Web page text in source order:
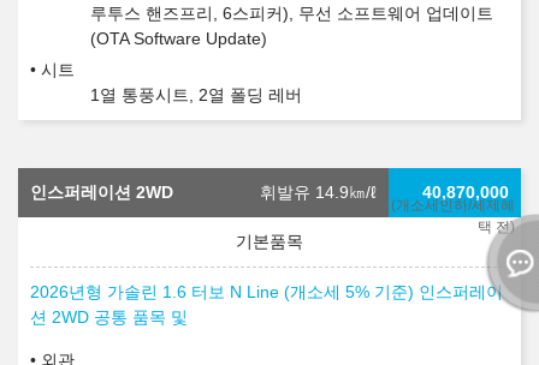
루투스 핸즈프리, 6스피커), 무선 소프트웨어 업데이트
(OTA Software Update)
시트
1열 통풍시트, 2열 폴딩 레버
인스퍼레이션 2WD 휘발유 14.9㎞/ℓ
(개소세인하/세제혜
택 전)
40,870,000
2026년형 가솔린 1.6 터보 N Line (개소세 5% 기준) 인스퍼레이
션 2WD 공통 품목 및
외관